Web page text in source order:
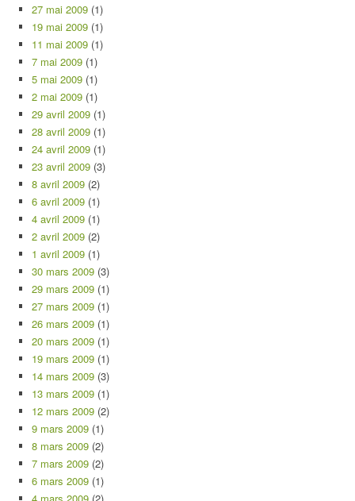
27 mai 2009 (1)
19 mai 2009 (1)
11 mai 2009 (1)
7 mai 2009 (1)
5 mai 2009 (1)
2 mai 2009 (1)
29 avril 2009 (1)
28 avril 2009 (1)
24 avril 2009 (1)
23 avril 2009 (3)
8 avril 2009 (2)
6 avril 2009 (1)
4 avril 2009 (1)
2 avril 2009 (2)
1 avril 2009 (1)
30 mars 2009 (3)
29 mars 2009 (1)
27 mars 2009 (1)
26 mars 2009 (1)
20 mars 2009 (1)
19 mars 2009 (1)
14 mars 2009 (3)
13 mars 2009 (1)
12 mars 2009 (2)
9 mars 2009 (1)
8 mars 2009 (2)
7 mars 2009 (2)
6 mars 2009 (1)